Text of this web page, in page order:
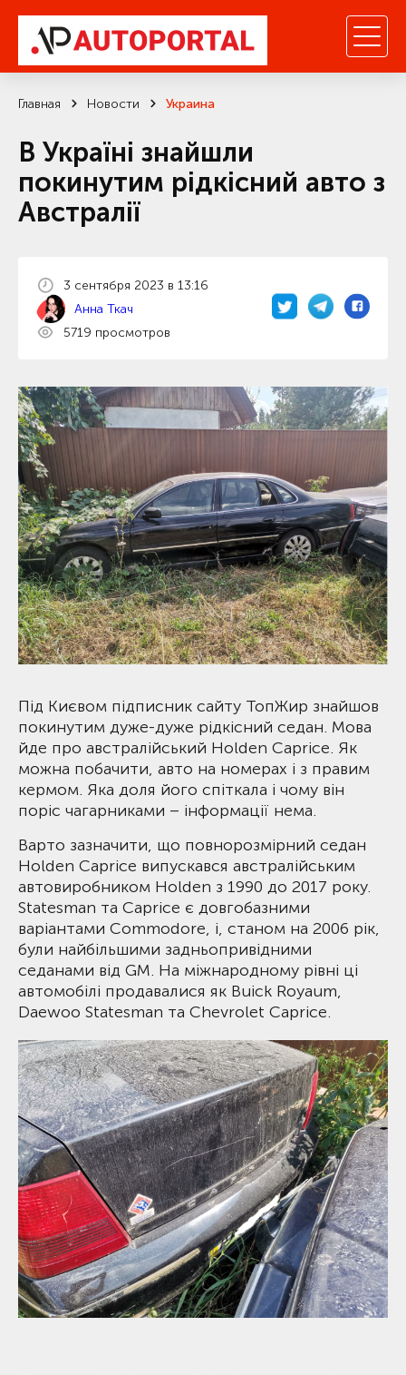
Главная Новости Украина
В Україні знайшли
покинутим рідкісний авто з
Австралії
3 сентября 2023 в 13:16
Анна Ткач
5719 просмотров
Під Києвом підписник сайту ТопЖир знайшов
покинутим дуже-дуже рідкісний седан. Мова
йде про австралійський Holden Caprice. Як
можна побачити, авто на номерах і з правим
кермом. Яка доля його спіткала і чому він
поріс чагарниками – інформації нема.
Варто зазначити, що повнорозмірний седан
Holden Caprice випускався австралійським
автовиробником Holden з 1990 до 2017 року.
Statesman та Caprice є довгобазними
варіантами Commodore, і, станом на 2006 рік,
були найбільшими задньопривідними
седанами від GM. На міжнародному рівні ці
автомобілі продавалися як Buick Royaum,
Daewoo Statesman та Chevrolet Caprice.